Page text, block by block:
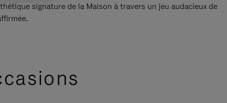
signature de la Maison à travers un jeu audacieux de